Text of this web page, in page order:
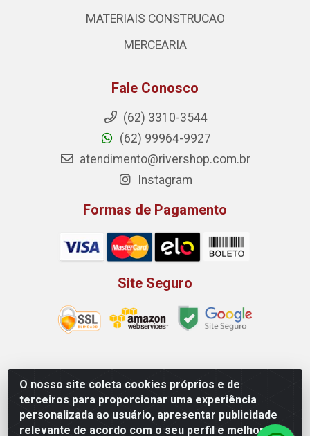
O nosso site coleta cookies próprios e de
terceiros para proporcionar uma experiência
personalizada ao usuário, apresentar publicidade
relevante de acordo com o seu perfil e melhorar a
MATERIAIS CONSTRUCAO
MERCEARIA
Fale Conosco
(62) 3310-3544
(62) 99964-9927
atendimento@rivershop.com.br
Instagram
Formas de Pagamento
Site Seguro
Rio Vermelho Distribuição de Alimentos LTDA - Rodovia
BR, 153, KM 52 N 00 QD 00 LT 16 - Bairro Jardim
Eldorado, Anápolis/GO - CEP 75.045-190 - CNPJ
10.912.900/0002-40